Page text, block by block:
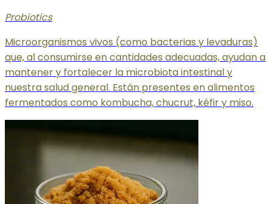
Probiotics
Microorganismos vivos (como bacterias y levaduras)
que, al consumirse en cantidades adecuadas, ayudan a
mantener y fortalecer la microbiota intestinal y
nuestra salud general. Están presentes en alimentos
fermentados como kombucha, chucrut, kéfir y miso.